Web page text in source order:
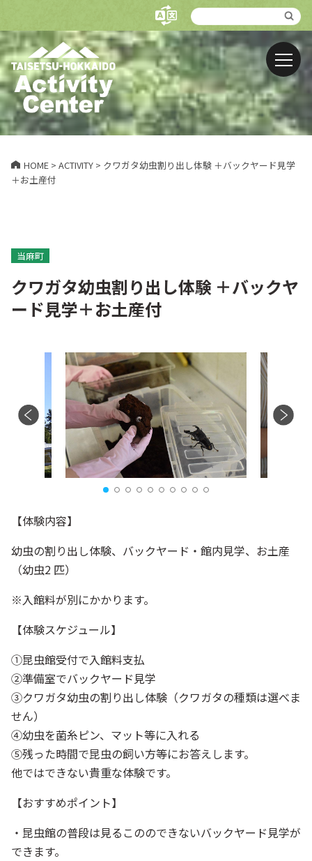
HOME> ACTIVITY> クワガタ幼虫割り出し体験 ＋バックヤード見学
＋お土産付
当麻町
クワガタ幼虫割り出し体験 ＋バックヤ
ード見学＋お土産付
【体験内容】
幼虫の割り出し体験、バックヤード・館内見学、お土産
（幼虫2 匹）
※入館料が別にかかります。
【体験スケジュール】
①昆虫館受付で入館料支払
②準備室でバックヤード見学
③クワガタ幼虫の割り出し体験（クワガタの種類は選べま
せん）
④幼虫を菌糸ピン、マット等に入れる
⑤残った時間で昆虫の飼い方等にお答えします。
他ではできない貴重な体験です。
【おすすめポイント】
・昆虫館の普段は見るこののできないバックヤード見学が
できます。